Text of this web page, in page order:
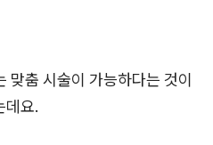
맞춤 시술이 가능하다는 것이
데요.